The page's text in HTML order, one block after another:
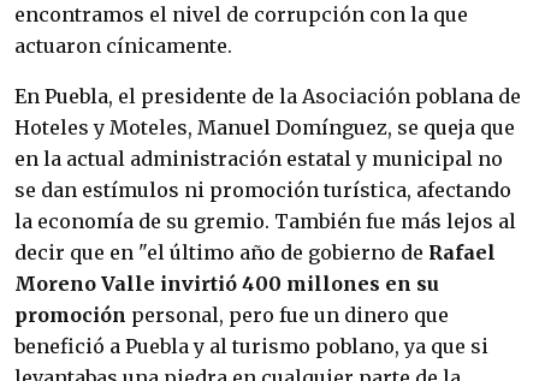
encontramos el nivel de corrupción con la que
actuaron cínicamente.
En Puebla, el presidente de la Asociación poblana de
Hoteles y Moteles, Manuel Domínguez, se queja que
en la actual administración estatal y municipal no
se dan estímulos ni promoción turística, afectando
la economía de su gremio. También fue más lejos al
decir que en "el último año de gobierno de Rafael
Moreno Valle invirtió 400 millones en su
promoción personal, pero fue un dinero que
benefició a Puebla y al turismo poblano, ya que si